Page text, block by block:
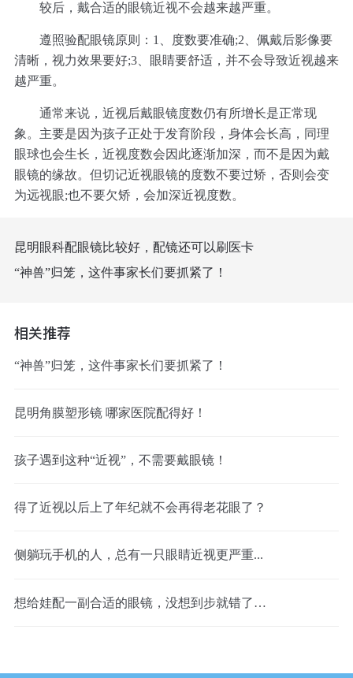
较后，戴合适的眼镜近视不会越来越严重。
遵照验配眼镜原则：1、度数要准确;2、佩戴后影像要
清晰，视力效果要好;3、眼睛要舒适，并不会导致近视越来
越严重。
通常来说，近视后戴眼镜度数仍有所增长是正常现
象。主要是因为孩子正处于发育阶段，身体会长高，同理
眼球也会生长，近视度数会因此逐渐加深，而不是因为戴
眼镜的缘故。但切记近视眼镜的度数不要过矫，否则会变
为远视眼;也不要欠矫，会加深近视度数。
昆明眼科配眼镜比较好，配镜还可以刷医卡
“神兽”归笼，这件事家长们要抓紧了！
相关推荐
“神兽”归笼，这件事家长们要抓紧了！
昆明角膜塑形镜 哪家医院配得好！
孩子遇到这种“近视”，不需要戴眼镜！
得了近视以后上了年纪就不会再得老花眼了？
侧躺玩手机的人，总有一只眼睛近视更严重...
想给娃配一副合适的眼镜，没想到步就错了…